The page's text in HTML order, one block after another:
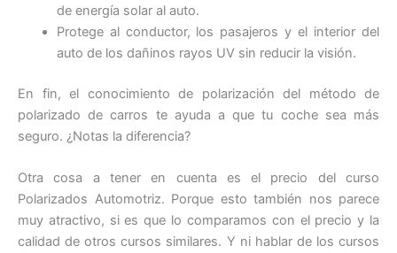
de energía solar al auto.
Protege al conductor, los pasajeros y el interior del
auto de los dañinos rayos UV sin reducir la visión.
En fin, el conocimiento de polarización del método de
polarizado de carros te ayuda a que tu coche sea más
seguro. ¿Notas la diferencia?
Otra cosa a tener en cuenta es el precio del curso
Polarizados Automotriz. Porque esto también nos parece
muy atractivo, si es que lo comparamos con el precio y la
calidad de otros cursos similares. Y ni hablar de los cursos